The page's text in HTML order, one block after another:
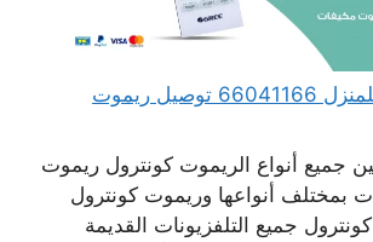
توصيل ريموت للمنزل 66041166 توصيل ريموت
جميع أنواع الريموت كونترول ريموت
بمختلف أنواعها وريموت كونترول
جميع التلفزيونات القديمة